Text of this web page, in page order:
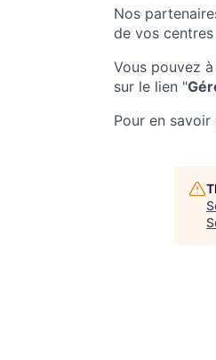
Nos
de vos centres
Vous pouvez
sur le lien "
Pour en